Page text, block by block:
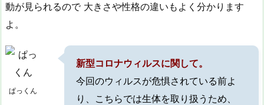
動が見られるので 大きさや性格の違いもよく分かります
よ。
ぱっくん
新型コロナウィルスに関して。
今回のウィルスが危惧されている前よ
り、こちらでは生体を取り扱うため、